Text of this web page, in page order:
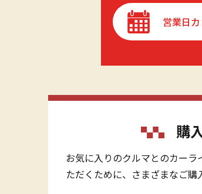
営業日
購
お気に入りのクルマとのカー
ただくために、さまざまなご購